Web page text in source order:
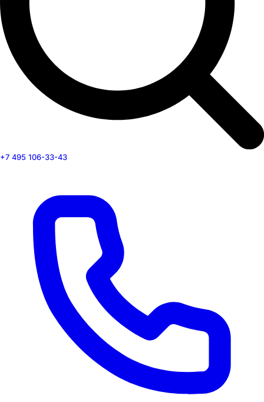
+7 495 106-33-43